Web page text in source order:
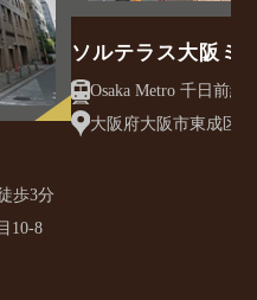
Metro 堺筋線/ 長堀橋駅 徒歩3分
10-8
ソルテラス大阪ミ
クレアスト
大阪府大阪市東成区